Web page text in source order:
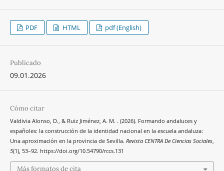
PDF HTML pdf (English)
Publicado
09.01.2026
Cómo citar
Valdivia Alonso, D., & Ruiz Jiménez, A. M. . (2026). Formando andaluces y
españoles: la construcción de la identidad nacional en la escuela andaluza:
Una aproximación en la provincia de Sevilla. Revista CENTRA De Ciencias Sociales,
5(1), 53–92. https://doi.org/10.54790/rccs.131
Más formatos de cita